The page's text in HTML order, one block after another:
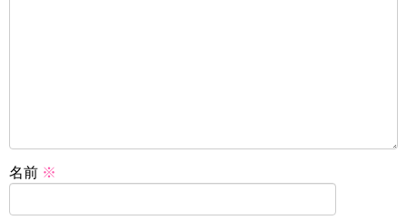
名前 ※